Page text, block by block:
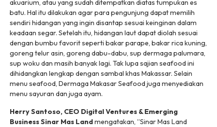
akuarium, atau yang sudah ditempatkan diatas tumpukan es
batu. Hal itu dilakukan agar para pengunjung dapat memilih
sendiri hidangan yang ingin disantap sesuai keinginan dalam
keadaan segar. Setelah itu, hidangan laut dapat diolah sesuai
dengan bumbu favorit seperti bakar parape, bakar rica kuning,
goreng telur asin, goreng dabu-dabu, sup dermaga palumara,
sup woku dan masih banyak lagi. Tak lupa sajian seafoodini
dihidangkan lengkap dengan sambal khas Makassar. Selain
menu seafood, Dermaga Makasar Seafood juga menyediakan
menu sayuran dan juga ayam.
Herry Santoso, CEO Digital Ventures & Emerging
Business Sinar Mas Landmengatakan, ”Sinar Mas Land